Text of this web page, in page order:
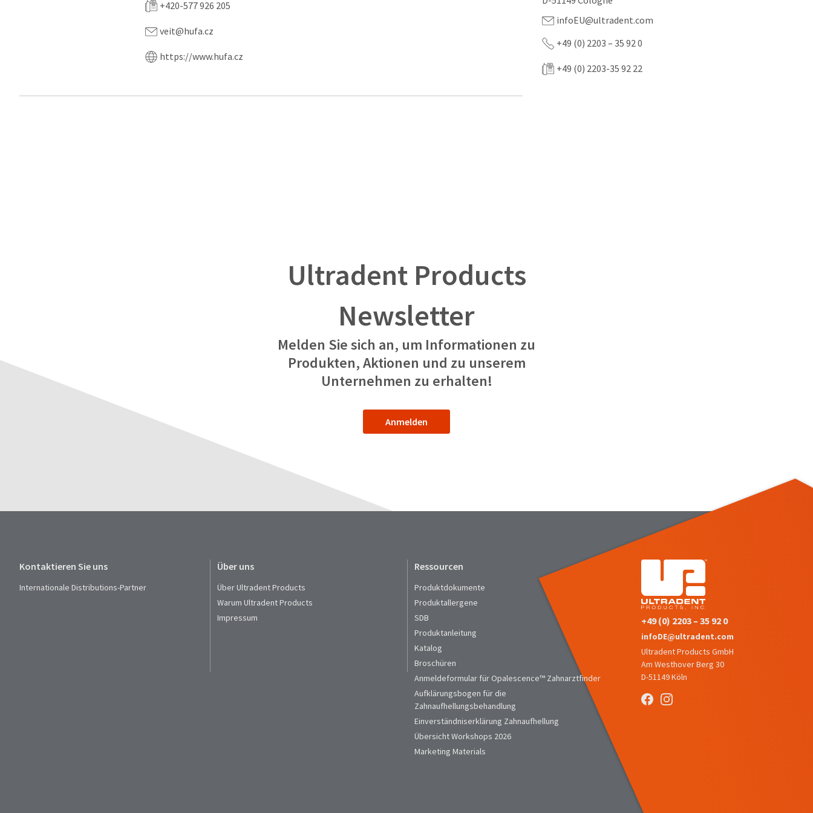
infoEU@ultradent.com
+49 (0) 2203 – 35 92 0
+49 (0) 2203-35 92 22
+420-577 926 205
veit@hufa.cz
https://www.hufa.cz
Ultradent Products
Newsletter
Melden Sie sich an, um Informationen zu
Produkten, Aktionen und zu unserem
Unternehmen zu erhalten!
Anmelden
Kontaktieren Sie uns
Internationale Distributions-Partner
Über uns
Über Ultradent Products
Warum Ultradent Products
Impressum
Ressourcen
Produktdokumente
Produktallergene
SDB
Produktanleitung
Katalog
Broschüren
Anmeldeformular für Opalescence™ Zahnarztfinder
Aufklärungsbogen für die
Zahnaufhellungsbehandlung
Einverständniserklärung Zahnaufhellung
Übersicht Workshops 2026
Marketing Materials
+49 (0) 2203 – 35 92 0
infoDE@ultradent.com
Ultradent Products GmbH
Am Westhover Berg 30
D-51149 Köln